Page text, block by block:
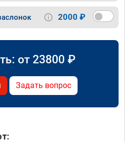
2000 ₽
от 23800 ₽
Задать вопрос